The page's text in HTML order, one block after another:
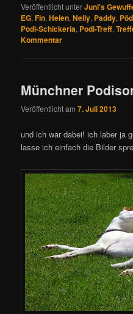
Veröffentlicht unterJuni's
EG,Fin,Helen,Nelly, Paddy,
Podi-Schickeria, Podi-Treff,
Kommentar
Münchner
Veröffentlicht am7. Juli 2013
und ich war dabei! ich laber ja
lasse ich einfach die Bilder